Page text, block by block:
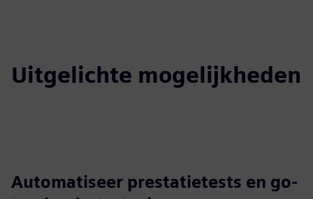
Uitgelichte mogelijkheden
Automatiseer prestatietests en go-